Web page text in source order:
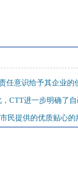
任意识给予其企业
CTT进一步明确了
民提供的优质贴心